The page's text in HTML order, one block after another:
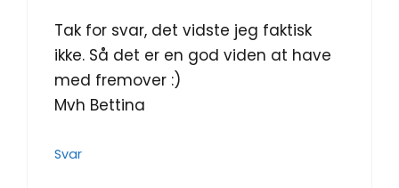
Tak for svar, det vidste jeg faktisk
ikke. Så det er en god viden at have
med fremover :)
Mvh Bettina
Svar